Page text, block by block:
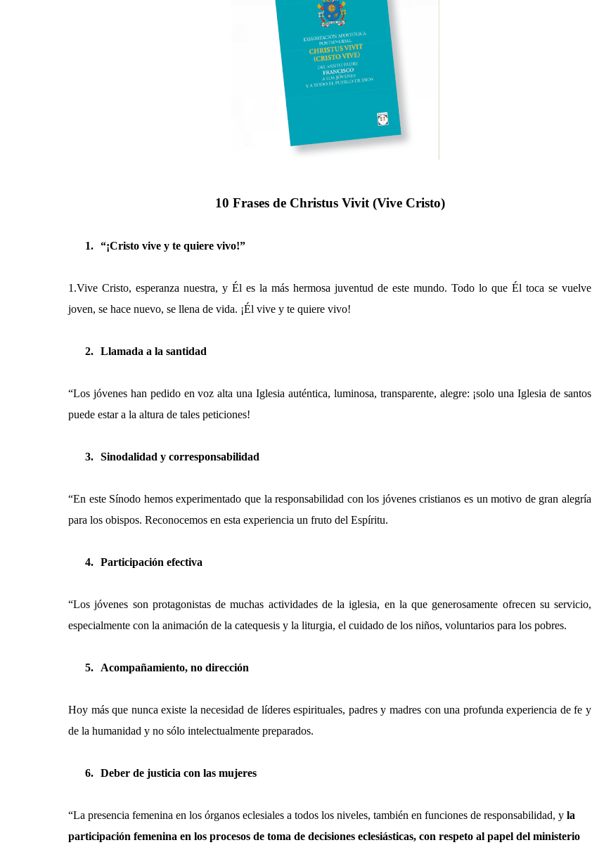
10 Frases de Christus Vivit (Vive Cristo)
1. “¡Cristo vive y te quiere vivo!”
1.Vive Cristo, esperanza nuestra, y Él es la más hermosa juventud de este mundo. Todo lo que Él toca se vuelve
joven, se hace nuevo, se llena de vida. ¡Él vive y te quiere vivo!
2. Llamada a la santidad
“Los jóvenes han pedido en voz alta una Iglesia auténtica, luminosa, transparente, alegre: ¡solo una Iglesia de santos
puede estar a la altura de tales peticiones!
3. Sinodalidad y corresponsabilidad
“En este Sínodo hemos experimentado que la responsabilidad con los jóvenes cristianos es un motivo de gran alegría
para los obispos. Reconocemos en esta experiencia un fruto del Espíritu.
4. Participación efectiva
“Los jóvenes son protagonistas de muchas actividades de la iglesia, en la que generosamente ofrecen su servicio,
especialmente con la animación de la catequesis y la liturgia, el cuidado de los niños, voluntarios para los pobres.
5. Acompañamiento, no dirección
Hoy más que nunca existe la necesidad de líderes espirituales, padres y madres con una profunda experiencia de fe y
de la humanidad y no sólo intelectualmente preparados.
6. Deber de justicia con las mujeres
“La presencia femenina en los órganos eclesiales a todos los niveles, también en funciones de responsabilidad, y la
participación femenina en los procesos de toma de decisiones eclesiásticas, con respeto al papel del ministerio